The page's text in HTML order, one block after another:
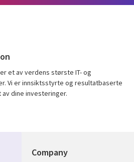
et av verdens største IT- og
Vi er innsiktsstyrte og resultatbaserte
dine investeringer.
Company